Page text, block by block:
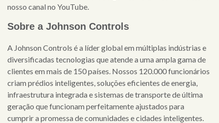
nosso canal no YouTube.
Sobre a Johnson Controls
A Johnson Controls é a líder global em múltiplas indústrias e
diversificadas tecnologias que atende a uma ampla gama de
clientes em mais de 150 países. Nossos 120.000 funcionários
criam prédios inteligentes, soluções eficientes de energia,
infraestrutura integrada e sistemas de transporte de última
geração que funcionam perfeitamente ajustados para
cumprir a promessa de comunidades e cidades inteligentes.